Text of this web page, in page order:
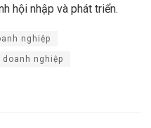
hội nhập và phát triển.
nghiệp
nghiệp